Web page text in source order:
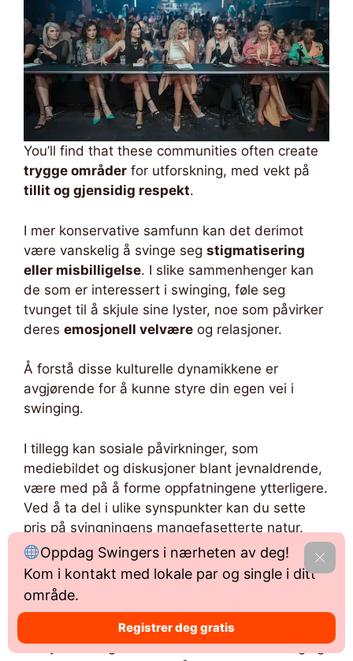
You’ll find that these communities often create
trygge områder for utforskning, med vekt på
tillit og gjensidig respekt.
I mer konservative samfunn kan det derimot
være vanskelig å svinge seg stigmatisering
eller misbilligelse. I slike sammenhenger kan
de som er interessert i swinging, føle seg
tvunget til å skjule sine lyster, noe som påvirker
deres emosjonell velvære og relasjoner.
Å forstå disse kulturelle dynamikkene er
avgjørende for å kunne styre din egen vei i
swinging.
I tillegg kan sosiale påvirkninger, som
mediebildet og diskusjoner blant jevnaldrende,
være med på å forme oppfatningene ytterligere.
Ved å ta del i ulike synspunkter kan du sette
pris på svingningens mangefasetterte natur.
It’s important to recognize that your values and
choices should align with your personal beliefs,
Til syvende og sist kan reisen din inn i swinging
Oppdag Swingers i nærheten av deg!
Kom i kontakt med lokale par og single i ditt
område.
Registrer deg gratis